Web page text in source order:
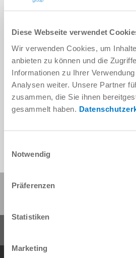
Diese Webseite verwendet
Wir verwenden Cookies, um
anbieten zu können und die
Informationen zu Ihrer
Analysen weiter. Unsere Partner
zusammen, die Sie ihnen
gesammelt haben.
Notwendig
Präferenzen
Statistiken
Marketing
Télécharger
Télécharger